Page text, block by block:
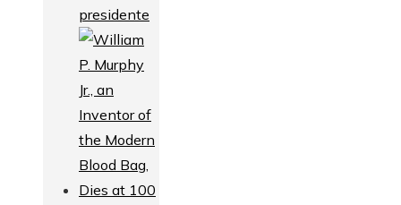
presidente